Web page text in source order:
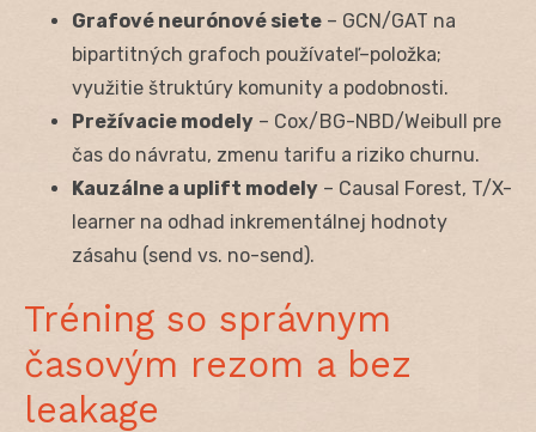
Grafové neurónové siete – GCN/GAT na
bipartitných grafoch používateľ–položka;
využitie štruktúry komunity a podobnosti.
Prežívacie modely – Cox/BG-NBD/Weibull pre
čas do návratu, zmenu tarifu a riziko churnu.
Kauzálne a uplift modely – Causal Forest, T/X-
learner na odhad inkrementálnej hodnoty
zásahu (send vs. no-send).
Tréning so správnym
časovým rezom a bez
leakage